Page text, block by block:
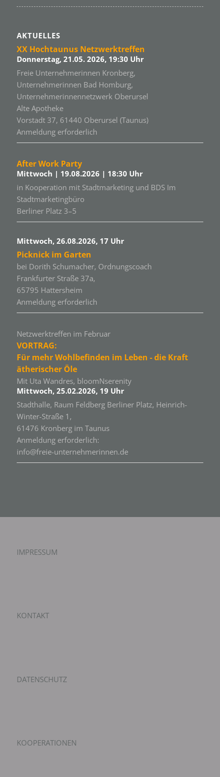
AKTUELLES
XX Hochtaunus Netzwerktreffen
Donnerstag, 21.05. 2026, 19:30 Uhr
Freie Unternehmerinnen Kronberg,
Unternehmerinnen Bad Homburg,
Unternehmerinnennetzwerk Oberursel
Alte Apotheke
Vorstadt 37, 61440 Oberursel (Taunus)
Anmeldung erforderlich
After Work Party
Mittwoch | 19.08.2026 | 18:30 Uhr
in Kooperation mit Stadtmarketing und BDS Im
Stadtmarketingbüro
Berliner Platz 3–5
Mittwoch, 26.08.2026, 17 Uhr
Picknick im Garten
bei Dorith Schumacher, Ordnungscoach
Frankfurter Straße 37a,
65795 Hattersheim
Anmeldung erforderlich
Netzwerktreffen im Februar
VORTRAG:
Für mehr Wohlbefinden im Leben - die Kraft
ätherischer Öle
Mit Uta Wandres, bloomNserenity
Mittwoch, 25.02.2026, 19 Uhr
Stadthalle, Raum Feldberg Berliner Platz, Heinrich-
Winter-Straße 1,
61476 Kronberg im Taunus
Anmeldung erforderlich:
info@freie-unternehmerinnen.de
IMPRESSUM
KONTAKT
DATENSCHUTZ
KOOPERATIONEN